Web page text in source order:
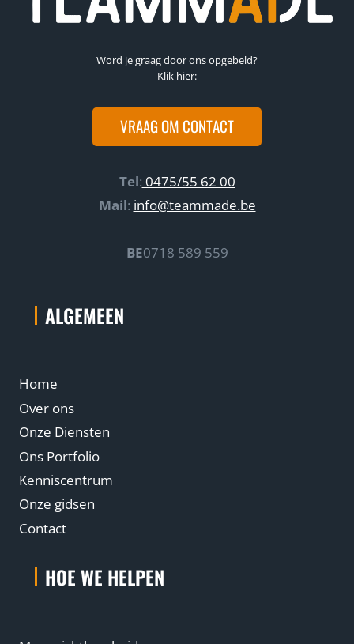
Word je graag door ons opgebeld?
Klik hier:
VRAAG OM CONTACT
Tel: 0475/55 62 00
Mail: info@teammade.be
BE0718 589 559
ALGEMEEN
Home
Over ons
Onze Diensten
Ons Portfolio
Kenniscentrum
Onze gidsen
Contact
HOE WE HELPEN